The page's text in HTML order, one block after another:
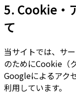
5. Cookie・
て
当サイトでは、サ
のためにCookie（
Googleによるアク
利用しています。